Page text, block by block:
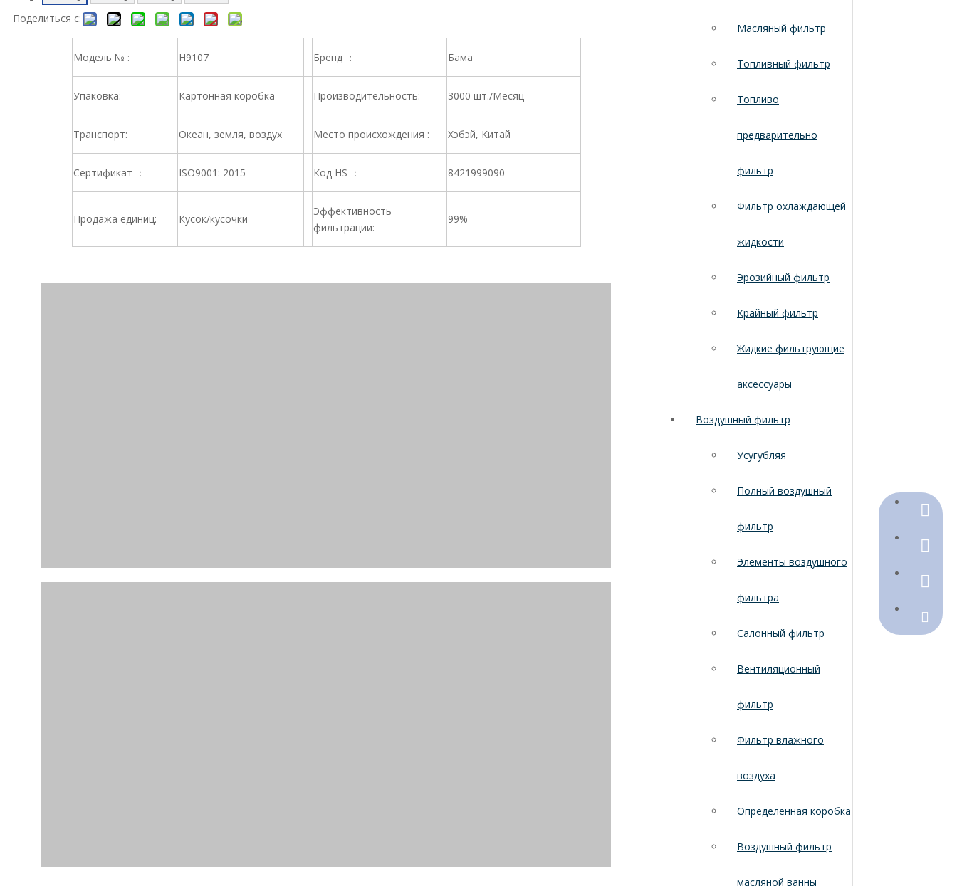
Поделиться с:
Модель № : H9107 Бренд ： Бама
Упаковка: Картонная коробка Производительность: 3000 шт./Месяц
Транспорт: Океан, земля, воздух Место происхождения : Хэбэй, Китай
Сертификат ： ISO9001: 2015 Код HS ： 8421999090
Продажа единиц: Кусок/кусочки
Эффективность
фильтрации:
99%
Масляный фильтр
Топливный фильтр
Топливо
предварительно
фильтр
Фильтр охлаждающей
жидкости
Эрозийный фильтр
Крайный фильтр
Жидкие фильтрующие
аксессуары
Воздушный фильтр
Усугубляя
Полный воздушный
фильтр
Элементы воздушного
фильтра
Салонный фильтр
Вентиляционный
фильтр
Фильтр влажного
воздуха
Определенная коробка
Воздушный фильтр
масляной ванны
+86-